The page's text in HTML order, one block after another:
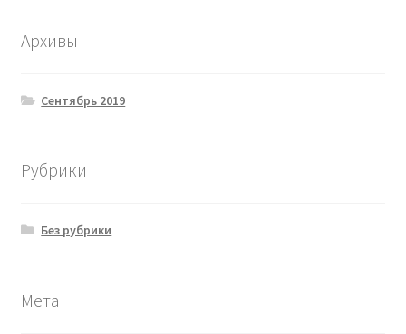
Архивы
Сентябрь 2019
Рубрики
Без рубрики
Мета